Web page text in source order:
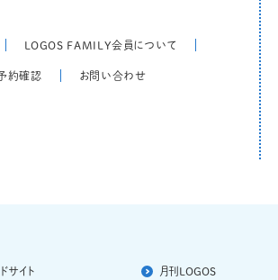
LOGOS FAMILY会員について
約確認 お問い合わせ
サイト ⽉刊LOGOS